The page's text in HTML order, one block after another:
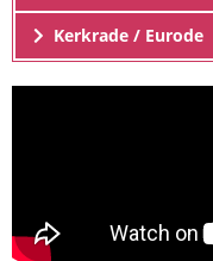
Kerkrade / Eurode